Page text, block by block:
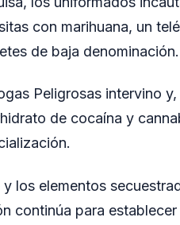
con marihuana, un
de baja denominación.
Peligrosas intervino
de cocaína y
y los elementos
continúa para